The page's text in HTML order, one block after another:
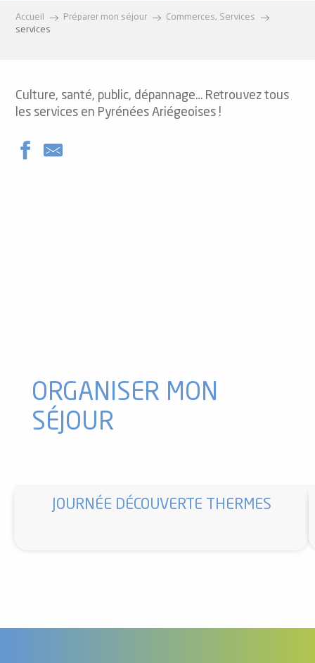
Accueil Préparer mon séjour
Commerces, Services
services
Culture, santé, public, dépannage… Retrouvez tous
les services en Pyrénées Ariégeoises !
ORGANISER MON
SÉJOUR
JOURNÉE DÉCOUVERTE THERMES